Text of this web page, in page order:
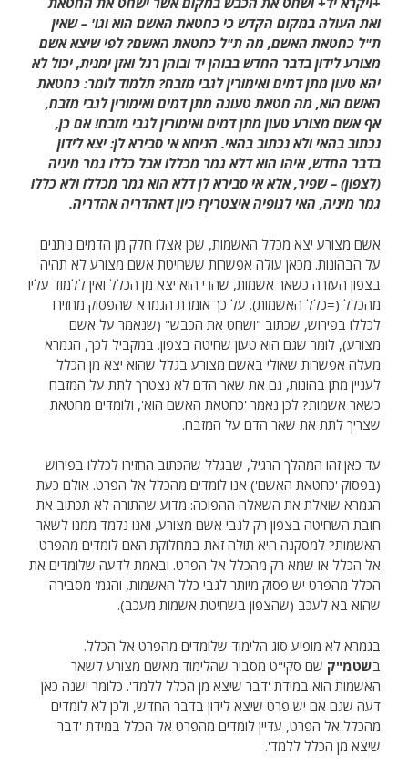
ואת העולה במקום הקדש כי כחטאת האשם הוא וגו' – שאין
ת"ל כחטאת האשם, מה ת"ל כחטאת האשם? לפי שיצא אשם
מצורע לידון בדבר החדש בבוהן יד ובוהן רגל ואזן ימנית, יכול לא
יהא טעון מתן דמים ואימורין לגבי מזבח? תלמוד לומר: כחטאת
האשם הוא, מה חטאת טעונה מתן דמים ואימורין לגבי מזבח,
אף אשם מצורע טעון מתן דמים ואימורין לגבי מזבח! אם כן,
נכתוב בהאי ולא נכתוב בהאי. הניחא אי סבירא לן: יצא לידון
בדבר החדש, איהו הוא דלא גמר מכללו אבל כללו גמר מיניה
(לצפון) – שפיר, אלא אי סבירא לן דלא הוא גמר מכללו ולא כללו
גמר מיניה, האי לגופיה איצטריך! כיון דאהדריה אהדריה.
אשם מצורע יצא מכלל האשמות, שכן אצלו חלק מן הדמים ניתנים
על הבהונות. מכאן עולה אפשרות ששחיטת אשם מצורע לא תהיה
בצפון העזרה כשאר אשמות, שהרי הוא יצא מן הכלל ואין ללמוד עליו
מהכלל (=כלל האשמות). על כך אומרת הגמרא שהפסוק מחזירו
לכללו בפירוש, שכתוב "ושחט את הכבש" (שנאמר על אשם
מצורע), לומר שגם הוא טעון שחיטה בצפון. במקביל לכך, הגמרא
מעלה אפשרות שאולי באשם מצורע בגלל שהוא יצא מן הכלל
לעניין מתן בהונות, גם את שאר הדם לא נצטרך לתת על המזבח
כשאר אשמות? לכן נאמר 'כחטאת האשם הוא', ולומדים מחטאת
שצריך לתת את שאר הדם על המזבח.
עד כאן זהו המהלך הרגיל, שבגלל שהכתוב החזירו לכללו בפירוש
(בפסוק 'כחטאת האשם') אנו לומדים מהכלל אל הפרט. אולם כעת
הגמרא שואלת את השאלה ההפוכה: מדוע שהתורה לא תכתוב את
חובת השחיטה בצפון רק לגבי אשם מצורע, ואנו נלמד ממנו לשאר
האשמות? למסקנה היא תולה זאת במחלוקת האם לומדים מהפרט
אל הכלל או שמא רק מהכלל אל הפרט. ובאמת לדעה שלומדים את
הכלל מהפרט יש פסוק מיותר לגבי כלל האשמות, והגמ' מסבירה
שהוא בא לעכב (שהצפון בשחיטת אשמות מעכב).
בגמרא לא מופיע סוג הלימוד שלומדים מהפרט אל הכלל.
בשטמ"ק שם סקי"ט מסביר שהלימוד מאשם מצורע לשאר
האשמות הוא במידת 'דבר שיצא מן הכלל ללמד'. כלומר ישנה כאן
דעה שגם אם יש פרט שיצא לידון בדבר החדש, ולכן לא לומדים
מהכלל אל הפרט, עדיין לומדים מהפרט אל הכלל במידת 'דבר
שיצא מן הכלל ללמד'.